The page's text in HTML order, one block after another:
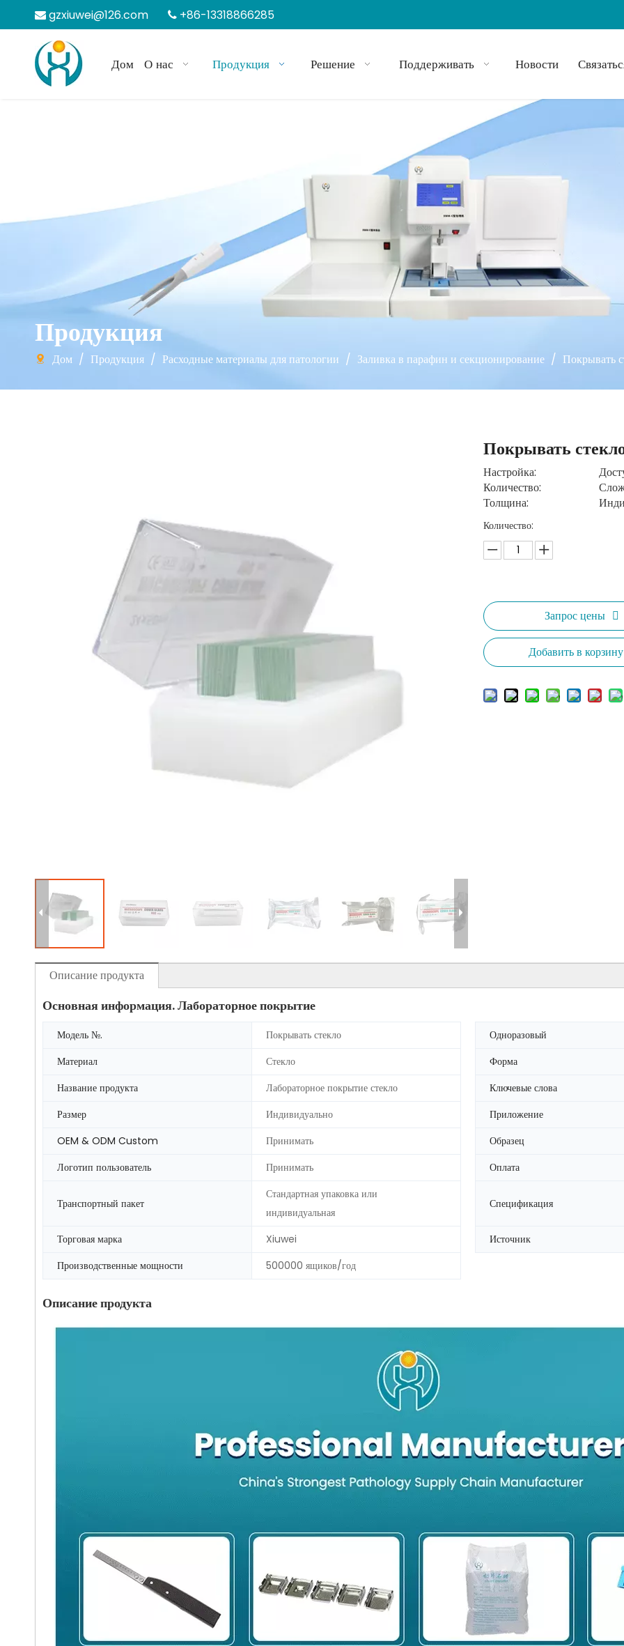
 gzxiuwei@126.com  +86-13318866285
Дом О нас Продукция Решение Поддерживать Новости
Продукция
Дом / Продукция / Расходные материалы для патологии / Заливка в парафин и секционирование / Покрывать
Покрывать
Настройка:
Количество:
Толщина:
Количество:
Запрос цены
Добавить в корзину
Описание продукта
Основная информация. Лабораторное покрытие
Модель №. Покрывать стекло Одноразовый
Материал
Стекло Форма
Название продукта
Лабораторное покрытие стекло Ключевые слова
Размер
Индивидуально Приложение
OEM & ODM Custom
Принимать Образец
Логотип пользователь
Принимать Оплата
Транспортный пакет
Стандартная упаковка или
индивидуальная
Спецификация
Торговая марка
Xiuwei Источник
Производственные мощности
500000 ящиков/год
Описание продукта